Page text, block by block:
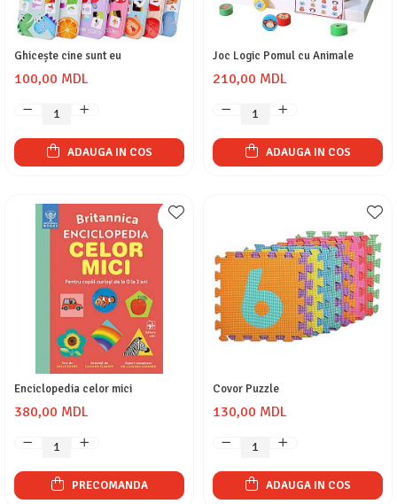
Ghicește cine sunt eu
100,00 MDL
ADAUGA IN COS
Joc Logic Pomul cu Animale
210,00 MDL
ADAUGA IN COS
Enciclopedia celor mici
380,00 MDL
PRECOMANDA
Covor Puzzle
130,00 MDL
ADAUGA IN COS